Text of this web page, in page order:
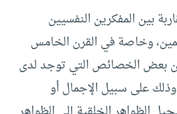
بين المفكرين النفسيين
وخاصة في القرن الخامس
بعض الخصائص التي توجد لدى
على سبيل الإجمال أو